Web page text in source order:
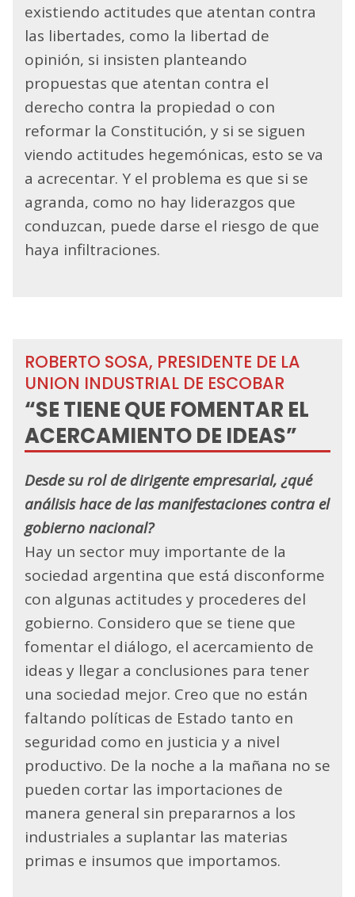
existiendo actitudes que atentan contra
las libertades, como la libertad de
opinión, si insisten planteando
propuestas que atentan contra el
derecho contra la propiedad o con
reformar la Constitución, y si se siguen
viendo actitudes hegemónicas, esto se va
a acrecentar. Y el problema es que si se
agranda, como no hay liderazgos que
conduzcan, puede darse el riesgo de que
haya infiltraciones.
ROBERTO SOSA, PRESIDENTE DE LA
UNION INDUSTRIAL DE ESCOBAR
“SE TIENE QUE FOMENTAR EL
ACERCAMIENTO DE IDEAS”
Desde su rol de dirigente empresarial, ¿qué
análisis hace de las manifestaciones contra el
gobierno nacional?
Hay un sector muy importante de la
sociedad argentina que está disconforme
con algunas actitudes y procederes del
gobierno. Considero que se tiene que
fomentar el diálogo, el acercamiento de
ideas y llegar a conclusiones para tener
una sociedad mejor. Creo que no están
faltando políticas de Estado tanto en
seguridad como en justicia y a nivel
productivo. De la noche a la mañana no se
pueden cortar las importaciones de
manera general sin prepararnos a los
industriales a suplantar las materias
primas e insumos que importamos.